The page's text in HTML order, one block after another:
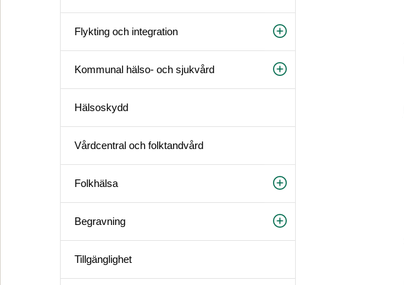
Flykting och integration
Kommunal hälso- och sjukvård
Hälsoskydd
Vårdcentral och folktandvård
Folkhälsa
Begravning
Tillgänglighet